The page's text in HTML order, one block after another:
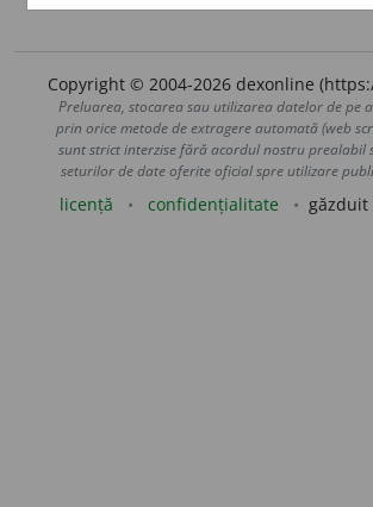
Copyright © 2004-2026 dexonline
Preluarea, stocarea sau utilizarea datelor de pe
prin orice metode de extragere automată (web
sunt strict interzise fără acordul nostru prealabil
seturilor de date oferite oficial spre utilizare
licență confidențialitate găzduit